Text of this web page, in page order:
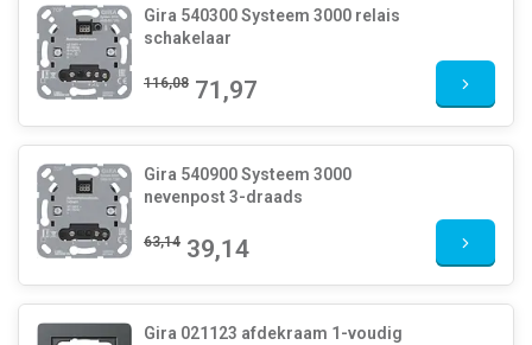
Gira 540300 Systeem 3000 relais
schakelaar
116,08 71,97
Gira 540900 Systeem 3000
nevenpost 3-draads
63,14 39,14
Gira 021123 afdekraam 1-voudig